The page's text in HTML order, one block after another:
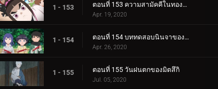
1 - 153 ตอนที่ 153 ความสามัคคีในทองคำ
Apr. 19, 2020
1 - 154 ตอนที่ 154 บททดสอบนินจาของฮิมาวาริ!!
Apr. 26, 2020
1 - 155 ตอนที่ 155 วันฝนตกของมิตสึกิ
Jul. 05, 2020